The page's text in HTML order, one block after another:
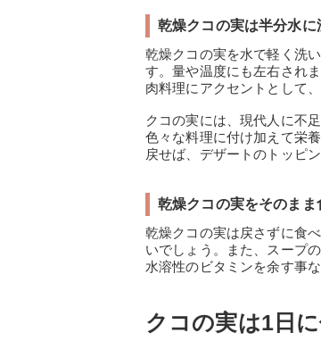
乾燥クコの実は半分水
乾燥クコの実を水で軽く洗
す。量や温度にも左右され
肉料理にアクセントとして
クコの実には、現代人に不
色々な料理に付け加えて栄
戻せば、デザートのトッピ
乾燥クコの実をそのま
乾燥クコの実は戻さずに食
いでしょう。また、スープ
水溶性のビタミンを余す事
クコの実は1日